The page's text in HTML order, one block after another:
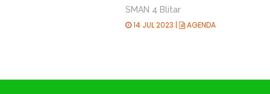
SMAN 4 Blitar
14 JUL 2023 | AGENDA